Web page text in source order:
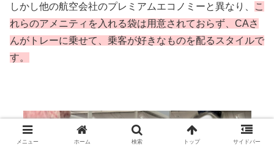
しかし他の航空会社のプレミアムエコノミーと異なり、
こ
れらのアメニティを入れる袋は用意されておらず、CAさ
んがトレーに乗せて、乗客が好きなものを配るスタイルで
す。
メニュー ホーム 検索 トップ サイドバー